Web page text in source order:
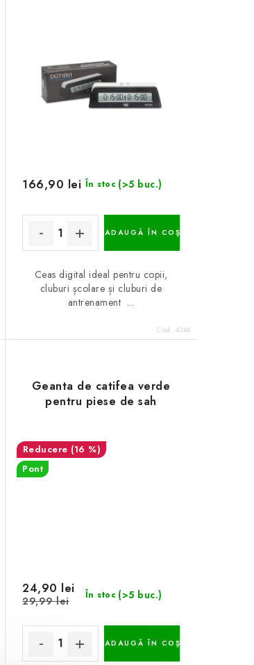
În stoc (>5 buc.)
166,90 lei
ADAUGĂ ÎN COŞ
Ceas digital ideal pentru copii,
cluburi școlare și cluburi de
antrenament ...
Cod: 4246
Geanta de catifea verde
pentru piese de sah
(16 %)
Pont
În stoc (>5 buc.)
24,90 lei
29,99 lei
ADAUGĂ ÎN COŞ